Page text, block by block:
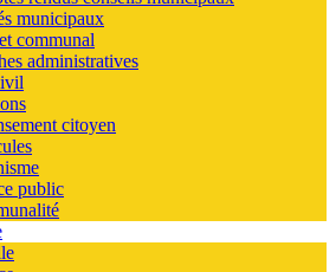
municipaux
communal
administratives
citoyen
public